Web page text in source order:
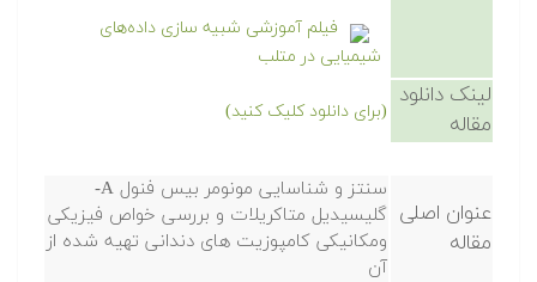
فیلم آموزشی شبیه سازی داده‌های
شیمیایی در متلب
لینک دانلود
مقاله
(برای دانلود کلیک کنید)
عنوان اصلی
مقاله
سنتز و شناسایی مونومر بیس فنول A-
گلیسیدیل متاکریلات و بررسی خواص فیزیکی
ومکانیکی کامپوزیت های دندانی تهیه شده از
آن